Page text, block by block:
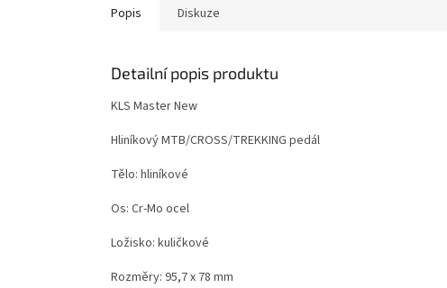
Popis Diskuze
Detailní popis produktu
KLS Master New
Hliníkový MTB/CROSS/TREKKING pedál
Tělo: hliníkové
Os: Cr-Mo ocel
Ložisko: kuličkové
Rozměry: 95,7 x 78 mm